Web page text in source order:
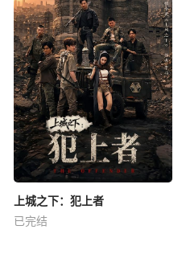
上城之下：犯上者
已完结